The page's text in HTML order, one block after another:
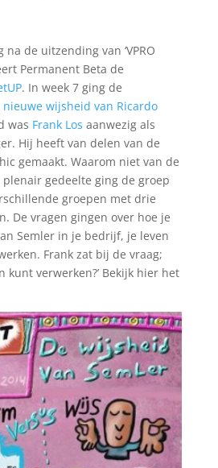
na de uitzending van ‘VPRO
Permanent Beta de
. In week 7 ging de
nieuwe wijsheid van Ricardo
was Frank Los aanwezig als
Hij heeft van delen van de
gemaakt. Waarom niet van de
plenair gedeelte ging de groep
groepen met drie
De vragen gingen over hoe je
Semler in je bedrijf, je leven
Frank zat bij de vraag;
kunt verwerken?’ Bekijk hier het